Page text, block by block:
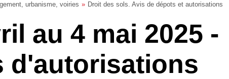
urbanisme, voiries Droit des sols. Avis de dépots et autorisations
au 4 mai 2025 -
d'autorisations